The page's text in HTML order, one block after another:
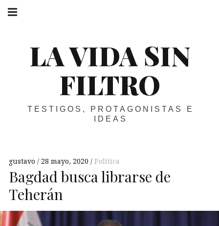
Skip
LA VIDA SIN
FILTRO
TESTIGOS, PROTAGONISTAS E
IDEAS
navigation
gustavo 28 mayo, 2020 Política
Bagdad busca librarse de
Teherán